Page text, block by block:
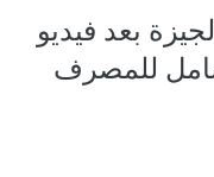
بعد فيديو
للمصرف